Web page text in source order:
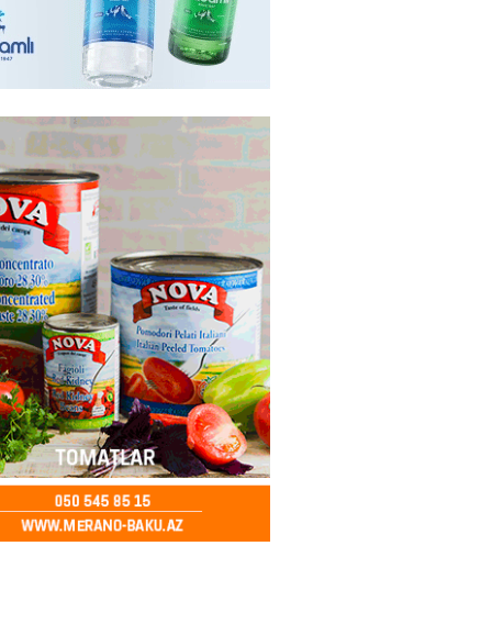
zibil qutusuna atılan 1 milyon
lotereya bileti iki günlük
sonra tapılıb
- 13:45 73
FACİƏ – Ər-arvad yanaraq
- 13:30 85
İranla müharibəyə yox, sülhə
verərdim
- 13:15 83
üzərindən Ermənistana
gedib
- 13:00